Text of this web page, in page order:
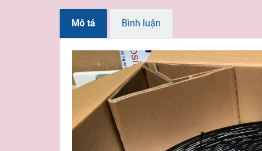
Mô tả Bình luận